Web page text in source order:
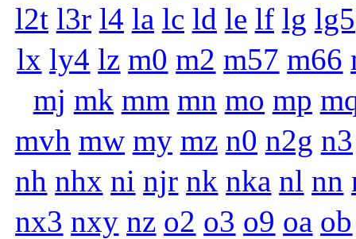
l2t l3r l4 la lc ld le lf lg lg5
lx ly4 lz m0 m2 m57 m66
mj mk mm mn mo mp
mvh mw my mz n0 n2g n3
nh nhx ni njr nk nka nl nn
nx3 nxy nz o2 o3 o9 oa ob